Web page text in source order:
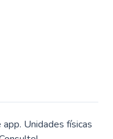
Unidades físicas